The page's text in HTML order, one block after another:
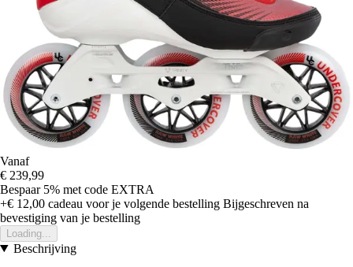
Vanaf
€ 239,99
Bespaar 5% met code EXTRA
+€ 12,00 cadeau voor je volgende bestelling Bijgeschreven na
bevestiging van je bestelling
Loading...
Beschrijving